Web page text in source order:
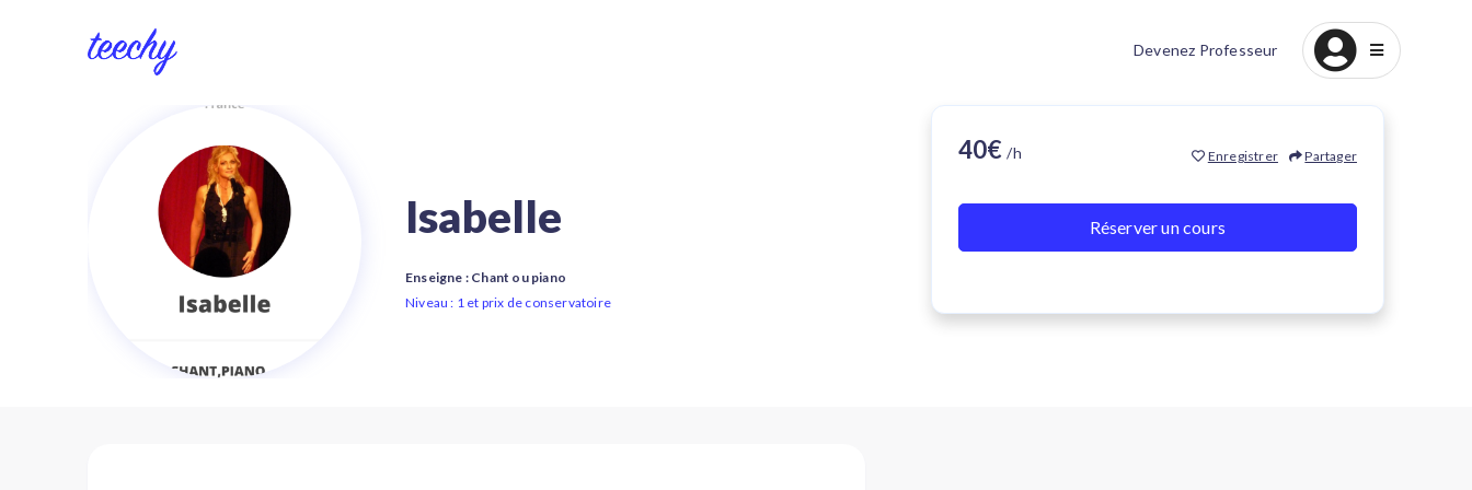
Devenez Professeur
Isabelle
Enseigne : Chant ou piano
Niveau : 1 et prix de conservatoire
40€/h Enregistrer Partager
Réserver un cours